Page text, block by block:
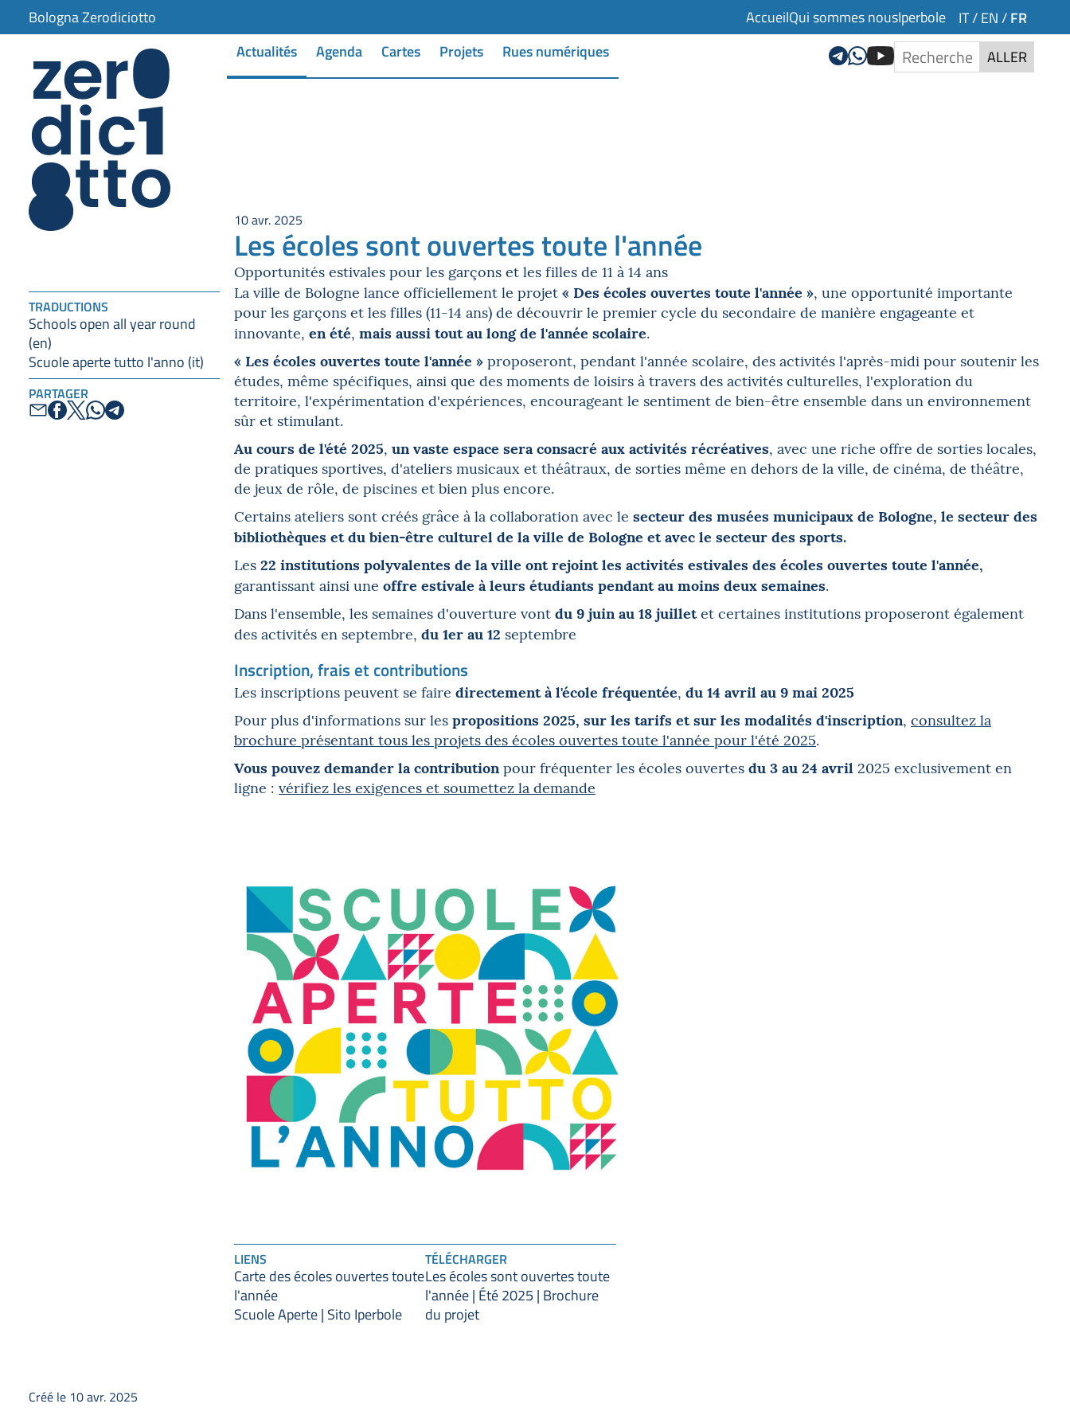
Bologna Zerodiciotto AccueilQui sommes nousIperbole IT/ EN / FR
Actualités
Agenda Cartes Projets Rues numériques ALLER
TRADUCTIONS
Schools open all year round
(en)
Scuole aperte tutto l'anno (it)
PARTAGER
10 avr. 2025
Les écoles sont ouvertes toute l'année
Opportunités estivales pour les garçons et les filles de 11 à 14 ans
La ville de Bologne lance officiellement le projet « Des écoles ouvertes toute l'année », une opportunité importante
pour les garçons et les filles (11-14 ans) de découvrir le premier cycle du secondaire de manière engageante et
innovante, en été, mais aussi tout au long de l'année scolaire.
« Les écoles ouvertes toute l'année » proposeront, pendant l'année scolaire, des activités l'après-midi pour soutenir les
études, même spécifiques, ainsi que des moments de loisirs à travers des activités culturelles, l'exploration du
territoire, l'expérimentation d'expériences, encourageant le sentiment de bien-être ensemble dans un environnement
sûr et stimulant.
Au cours de l'été 2025, un vaste espace sera consacré aux activités récréatives, avec une riche offre de sorties locales,
de pratiques sportives, d'ateliers musicaux et théâtraux, de sorties même en dehors de la ville, de cinéma, de théâtre,
de jeux de rôle, de piscines et bien plus encore.
Certains ateliers sont créés grâce à la collaboration avec le secteur desmusées municipaux de Bologne, le secteurdes
bibliothèques et du bien-être culturel de la ville de Bologne et avec le secteur des sports.
Les 22 institutions polyvalentes de la ville ont rejoint les activités estivales des écoles ouvertes toute l'année,
garantissant ainsi une offre estivale à leurs étudiants pendantau moins deux semaines.
Dans l'ensemble, les semaines d'ouverture vont du 9 juin au 18 juilletet certaines institutions proposeront également
des activités en septembre, du 1er au 12 septembre
Inscription, frais et contributions
Les inscriptions peuvent se faire directement à l'école fréquentée, du 14 avril au 9 mai 2025
Pour plus d'informations sur les propositions 2025, sur les tarifs et sur les modalités d'inscription, consultez la
brochure présentant tous les projets des écoles ouvertes toute l'année pour l'été 2025.
Vous pouvez demander la contributionpour fréquenter les écoles ouvertes du 3 au 24 avril 2025 exclusivement en
ligne : vérifiez les exigences et soumettez la demande
LIENS
Carte des écoles ouvertes toute
l'année
Scuole Aperte | Sito Iperbole
TÉLÉCHARGER
Les écoles sont ouvertes toute
l'année | Été 2025 | Brochure
du projet
Créé le 10 avr. 2025